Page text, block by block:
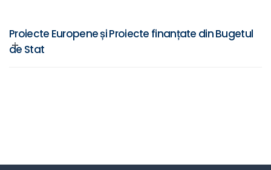
Proiecte Europene și Proiecte finanțate din Bugetul
de Stat